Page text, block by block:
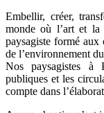
Embellir, créer,
monde où l’art et
paysagiste formé aux
de l’environnement
Nos paysagistes à
publiques et les
compte dans